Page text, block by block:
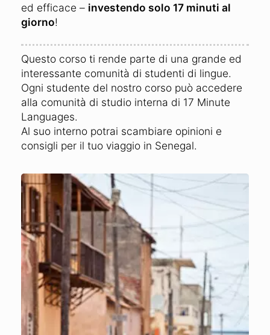
ed efficace – investendo solo 17 minuti al
giorno!
Questo corso ti rende parte di una grande ed
interessante comunità di studenti di lingue.
Ogni studente del nostro corso può accedere
alla comunità di studio interna di 17 Minute
Languages.
Al suo interno potrai scambiare opinioni e
consigli per il tuo viaggio in Senegal.